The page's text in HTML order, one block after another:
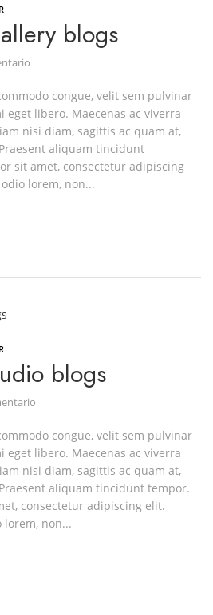
blogs
congue, velit sem pulvinar
eget libero. Maecenas ac viverra
nisi diam, sagittis ac quam at,
aliquam tincidunt
sit amet, consectetur adipiscing
lorem, non...
blogs
congue, velit sem pulvinar
eget libero. Maecenas ac viverra
nisi diam, sagittis ac quam at,
aliquam tincidunt tempor.
consectetur adipiscing elit.
non...